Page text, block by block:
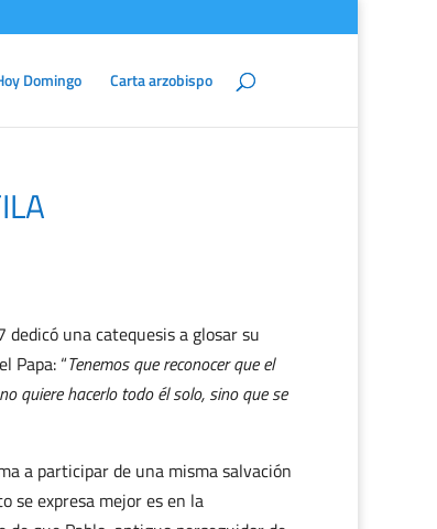
Domingo Carta arzobispo
una catequesis a glosar su
Papa: “Tenemos que reconocer que el
quiere hacerlo todo él solo, sino que se
a participar de una misma salvación
se expresa mejor es en la